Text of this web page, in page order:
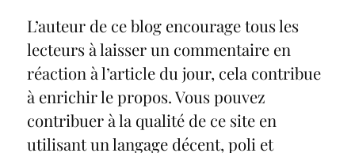
L’auteur de ce blog encourage tous les
lecteurs à laisser un commentaire en
réaction à l’article du jour, cela contribue
à enrichir le propos. Vous pouvez
contribuer à la qualité de ce site en
utilisant un langage décent, poli et